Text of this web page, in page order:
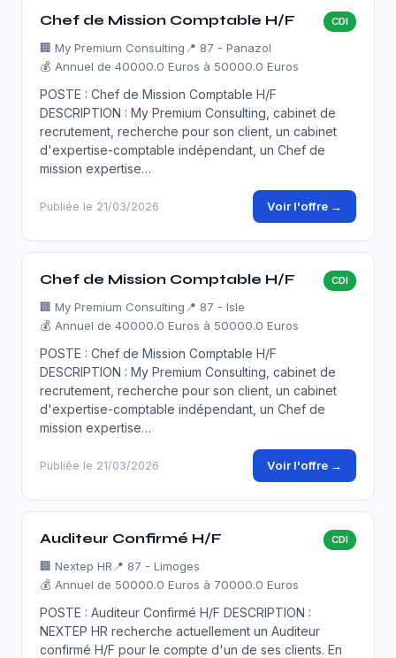
Chef de Mission Comptable H/F CDI
🏢 My Premium Consulting 📍 87 - Panazol
💰 Annuel de 40000.0 Euros à 50000.0 Euros
POSTE : Chef de Mission Comptable H/F
DESCRIPTION : My Premium Consulting, cabinet de
recrutement, recherche pour son client, un cabinet
d'expertise-comptable indépendant, un Chef de
mission expertise…
Publiée le 21/03/2026 Voir l'offre →
Chef de Mission Comptable H/F CDI
🏢 My Premium Consulting 📍 87 - Isle
💰 Annuel de 40000.0 Euros à 50000.0 Euros
POSTE : Chef de Mission Comptable H/F
DESCRIPTION : My Premium Consulting, cabinet de
recrutement, recherche pour son client, un cabinet
d'expertise-comptable indépendant, un Chef de
mission expertise…
Publiée le 21/03/2026 Voir l'offre →
Auditeur Confirmé H/F CDI
🏢 Nextep HR 📍 87 - Limoges
💰 Annuel de 50000.0 Euros à 70000.0 Euros
POSTE : Auditeur Confirmé H/F DESCRIPTION :
NEXTEP HR recherche actuellement un Auditeur
confirmé H/F pour le compte d'un de ses clients. En